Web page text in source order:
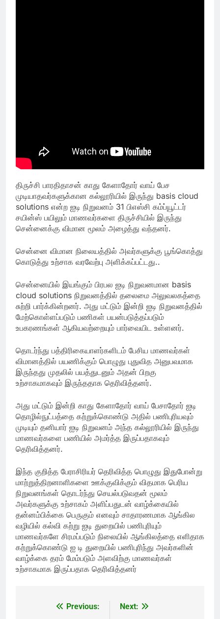
திருச்சி பாரதிதாசன் காது கேளாதோர் வாய் பேச
முடியாதவர்களுக்கான கல்லூரியில் இருந்து basis cloud
solutions என்ற ஐடி நிறுவனம் 31 பிஎஸ்சி கம்ப்யூட்டர்
சயின்ஸ் பயிலும் மாணவர்களை திருச்சியில் இருந்து
சென்னைக்கு விமான மூலம் அழைத்து வந்தனர்.
சென்னை விமான நிலையத்தில் அவர்களுக்கு பூங்கொத்து
கொடுத்து உற்சாக வரவேற்பு அளிக்கப்பட்டது..
சென்னையில் இயங்கும் பிரபல ஐடி நிறுவனமான basis
cloud solutions நிறுவனத்தில் தலைமை அலுவலகத்தை
சுற்றி பார்க்கின்றனர். அது மட்டும் இன்றி ஐடி நிறுவனத்தில்
மேற்கொள்ளப்படும் பணிகள் பயன்படுத்தப்படும்
உபகரணங்கள் ஆகியவற்றையும் பார்வையிட உள்ளனர்.
தொடர்ந்து பத்திரிகையாளர்களிடம் பேசிய மாணவர்கள்
விமானத்தில் பயணிக்கும் பொழுது புதுவித அனுபவமாக
இருந்தது முதலில் பயத்துடனும் அதன் பிறகு
உற்சாகமாகவும் இருந்ததாக தெரிவித்தனர்.
அது மட்டும் இன்றி காது கேளாதோர் வாய் பேசாதோர் ஐடி
தொழில்நுட்பத்தை கற்றுக்கொண்டு அதில் பணிபுரியவும்
முடியும் தனியார் ஐடி நிறுவனம் அந்த கல்லூரியில் இருந்து
மாணவர்களை பணியில் அமர்த்த இருப்பதாகவும்
தெரிவித்தனர்.
இந்த குறித்த பேராசிரியர் தெரிவித்த பொழுது இதுபோன்று
மாற்றுத்திறனாளிகளை ஊக்குவிக்கும் விதமாக பெரிய
நிறுவனங்கள் தொடர்ந்து செயல்படுவதன் மூலம்
அவர்களுக்கு உற்சாகம் அளிப்பதுடன் வாழ்க்கையில்
தன்னம்பிக்கை பெருகும் எனவும் சாதாரணமாக ஆங்கில
வழியில் கல்வி கற்று ஐடி துறையில் பணிபுரியும்
மாணவர்களே சிரமப்படும் நிலையில் ஆங்கிலத்தை எளிதாக
கற்றுக்கொண்டு ஐ டி துறையில் பணிபுரிந்து அவர்களின்
வாழ்க்கை தரம் மேம்படும் அளவிற்கு மாணவர்கள்
உற்சாகமாக இருப்பதாக தெரிவித்தனர்
Previous:
Next: